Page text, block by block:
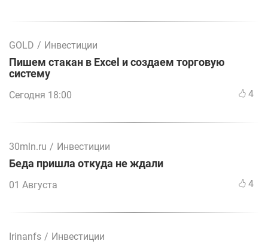
GOLD / Инвестиции
Пишем стакан в Excel и создаем торговую
систему
Сегодня 18:00 4
30mln.ru / Инвестиции
Беда пришла откуда не ждали
01 Августа 4
Irinanfs / Инвестиции